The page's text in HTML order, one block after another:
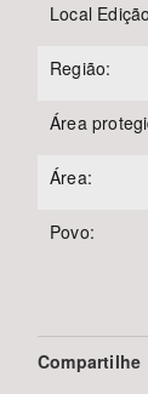
Local
Região:
Área
Área:
Povo:
Compartilhe